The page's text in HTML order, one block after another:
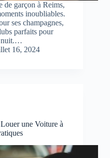
de garçon à Reims,
inoubliables.
ses champagnes,
parfaits pour
nuit.…
16, 2024
une Voiture à